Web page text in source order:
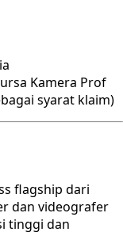
Kamera Prof
syarat klaim)
flagship dari
dan videografer
tinggi dan